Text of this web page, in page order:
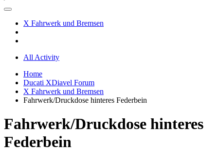
X Fahrwerk und Bremsen
All Activity
Home
Ducati XDiavel Forum
X Fahrwerk und Bremsen
Fahrwerk/Druckdose hinteres Federbein
Fahrwerk/Druckdose hinteres
Federbein